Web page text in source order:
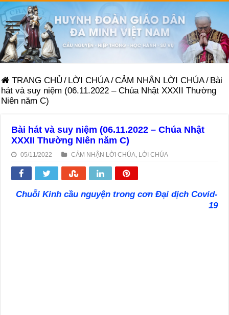
TRANG CHỦ / LỜI CHÚA/CẢM NHẬN LỜI CHÚA/ Bài
hát và suy niệm (06.11.2022 – Chúa Nhật XXXII Thường
Niên năm C)
Bài hát và suy niệm (06.11.2022 – Chúa Nhật
XXXII Thường Niên năm C)
05/11/2022 CẢM NHẬN LỜI CHÚA LỜI CHÚA
Chuỗi Kinh cầu nguyện trong cơn Đại dịch Covid-
19